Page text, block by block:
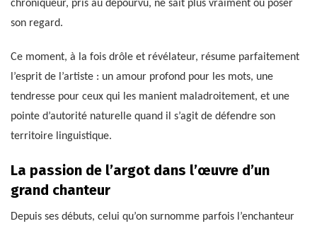
chroniqueur, pris au dépourvu, ne sait plus vraiment où poser
son regard.
Ce moment, à la fois drôle et révélateur, résume parfaitement
l’esprit de l’artiste : un amour profond pour les mots, une
tendresse pour ceux qui les manient maladroitement, et une
pointe d’autorité naturelle quand il s’agit de défendre son
territoire linguistique.
La passion de l’argot dans l’œuvre d’un
grand chanteur
Depuis ses débuts, celui qu’on surnomme parfois l’enchanteur